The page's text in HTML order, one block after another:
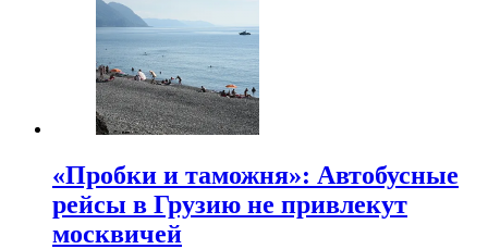
«Пробки и таможня»: Автобусные
рейсы в Грузию не привлекут
москвичей